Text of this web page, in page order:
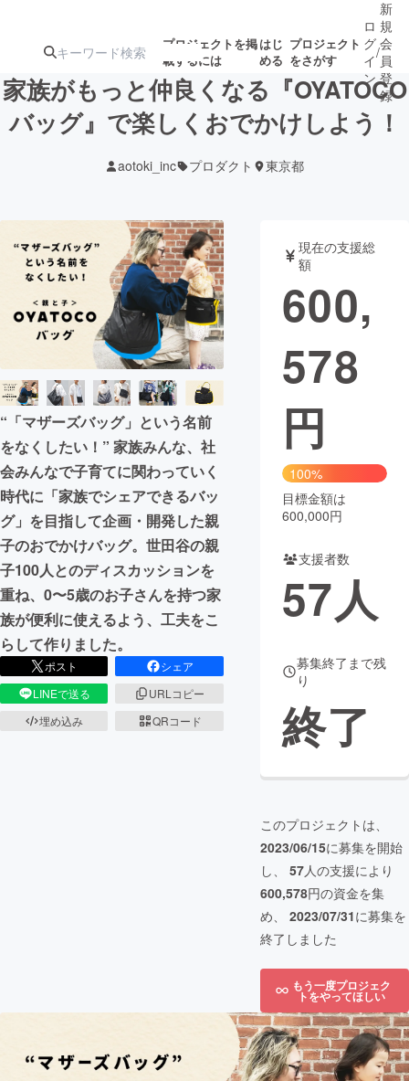
プロジェクトを掲
載するには
はじ
める
プロジェクト
をさがす
ターン
注目の新着プロ
ジェクト
募集終了が近いプ
ロジェクト
アート・写真 音楽
テクノロジー・ガジェット ゲーム・サ
映像・映画
ビジネス・起業
まちづくり・地域活性化
CAMPFIRE for Social Good
CAMPFIRE Creation
CAMPFIREふるさと納税machi-ya コミュニティ
ロ
グ
イ
ン
/
新
規
会
員
登
録
家族がもっと仲良くなる『OYATOCO
バッグ』で楽しくおでかけしよう！
aotoki_inc プロダクト 東京都
“「マザーズバッグ」という名前
をなくしたい！” 家族みんな、社
会みんなで子育てに関わっていく
時代に「家族でシェアできるバッ
グ」を目指して企画・開発した親
子のおでかけバッグ。世田谷の親
子100人とのディスカッションを
重ね、0〜5歳のお子さんを持つ家
族が便利に使えるよう、工夫をこ
らして作りました。
ポスト
シェア
LINEで送る
URLコピー
埋め込み
QRコード
現在の支援総
額
600,
578
円
100%
目標金額は
600,000円
支援者数
57人
募集終了まで残
り
終了
このプロジェクトは、
2023/06/15に募集を開始
し、 57人の支援により
600,578円の資金を集
め、 2023/07/31に募集を
終了しました
もう一度プロジェク
トをやってほしい